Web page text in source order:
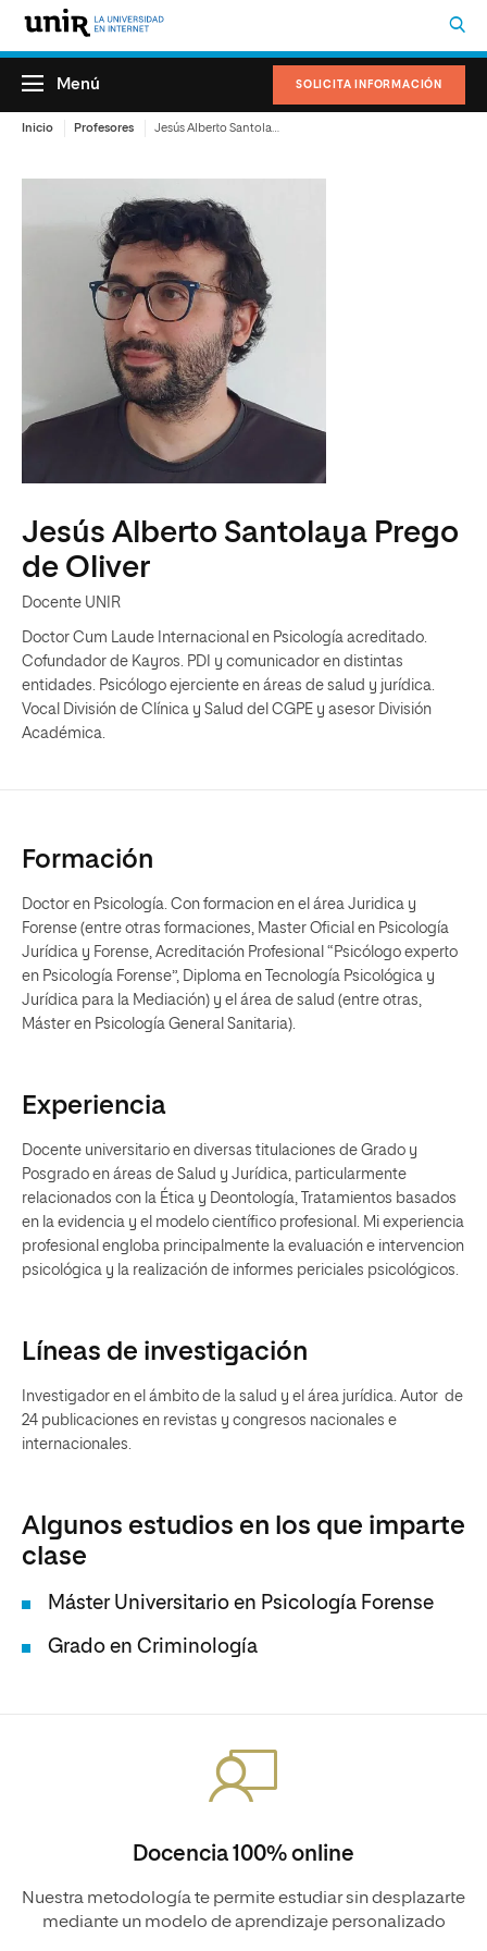
SOLICITA INFORMACIÓN
Menú
Inicio Profesores
Jesús Alberto Santolaya Prego
de Oliver
Docente UNIR
Doctor Cum Laude Internacional en Psicología acreditado.
Cofundador de Kayros. PDI y comunicador en distintas
entidades. Psicólogo ejerciente en áreas de salud y jurídica.
Vocal División de Clínica y Salud del CGPE y asesor División
Académica.
Formación
Doctor en Psicología. Con formacion en el área Juridica y
Forense (entre otras formaciones, Master Oficial en Psicología
Jurídica y Forense, Acreditación Profesional “Psicólogo experto
en Psicología Forense”, Diploma en Tecnología Psicológica y
Jurídica para la Mediación) y el área de salud (entre otras,
Máster en Psicología General Sanitaria).
Experiencia
Docente universitario en diversas titulaciones de Grado y
Posgrado en áreas de Salud y Jurídica, particularmente
relacionados con la Ética y Deontología, Tratamientos basados
en la evidencia y el modelo científico profesional. Mi experiencia
profesional engloba principalmente la evaluación e intervencion
psicológica y la realización de informes periciales psicológicos.
Líneas de investigación
Investigador en el ámbito de la salud y el área jurídica. Autor de
24 publicaciones en revistas y congresos nacionales e
internacionales.
Algunos estudios en los que imparte
clase
Máster Universitario en Psicología Forense
Grado en Criminología
Docencia 100% online
Nuestra metodología te permite estudiar sin desplazarte
mediante un modelo de aprendizaje personalizado